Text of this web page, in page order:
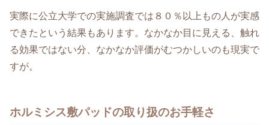
実際に公立大学での実施調査では８０％以上もの人が実感
できたという結果もあります。なかなか目に見える、触れ
る効果ではない分、なかなか評価がむつかしいのも現実で
すが。
ホルミシス敷パッドの取り扱のお手軽さ